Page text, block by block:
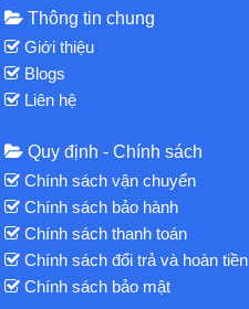
Thông tin chung
Giới thiệu
Blogs
Liên hệ
Quy định - Chính sách
Chính sách vận chuyển
Chính sách bảo hành
Chính sách thanh toán
Chính sách đổi trả và hoàn tiền
Chính sách bảo mật